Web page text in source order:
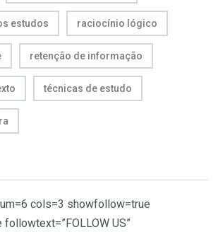
estudos raciocínio lógico
retenção de informação
técnicas de estudo
cols=3 showfollow=true
US”